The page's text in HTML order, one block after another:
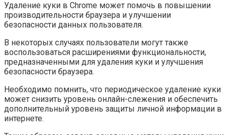
Удаление куки в Chrome может помочь в повышении
производительности браузера и улучшении
безопасности данных пользователя.
В некоторых случаях пользователи могут также
воспользоваться расширениями функциональности,
предназначенными для удаления куки и улучшения
безопасности браузера.
Необходимо помнить, что периодическое удаление куки
может снизить уровень онлайн-слежения и обеспечить
дополнительный уровень защиты личной информации в
интернете.